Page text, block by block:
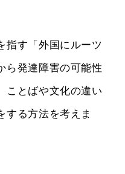
指す「外国にルーツ
ら発達障害の可能性
ことばや文化の違い
する方法を考えま